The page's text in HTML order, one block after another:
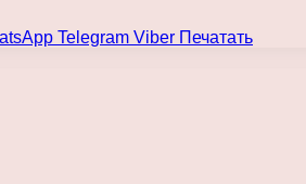
Telegram Viber Печатать